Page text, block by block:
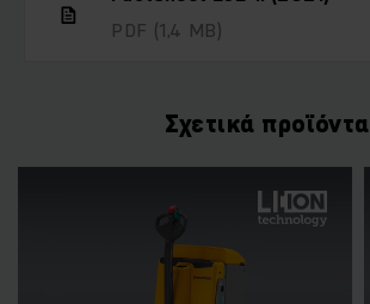
PDF (1,4 MB)
Σχετικά προϊόντα